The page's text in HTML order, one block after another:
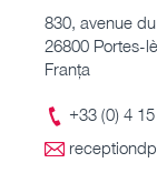
830, avenue
26800 Portes-
Franţa
+33 (0) 4